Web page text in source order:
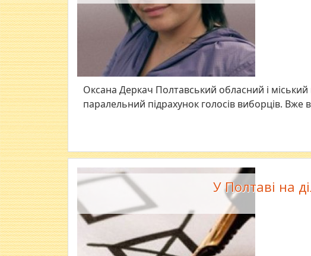
Оксана Деркач Полтавський обласний і міський
паралельний підрахунок голосів виборців. Вже
У Полтаві на